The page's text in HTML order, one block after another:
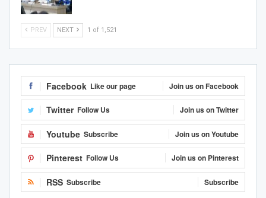
PREV NEXT 1 of 1,521
Facebook Like our page Join us on Facebook
Twitter Follow Us Join us on Twitter
Youtube Subscribe Join us on Youtube
Pinterest Follow Us Join us on Pinterest
RSS Subscribe Subscribe